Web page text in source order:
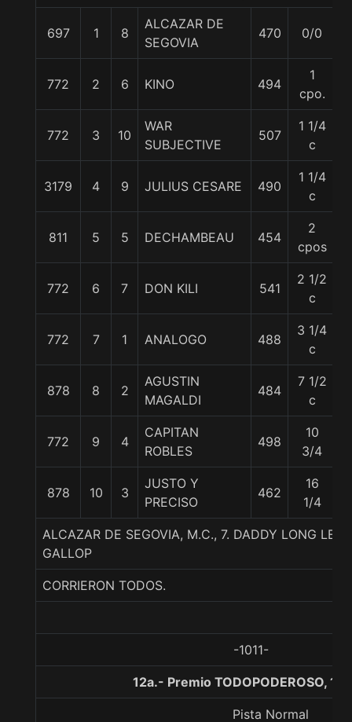
697 1 8
ALCAZAR DE
SEGOVIA
470 0/0
772 2 6 KINO 494
1
cpo.
772 3 10
WAR
SUBJECTIVE
507
1 1/4
c
3179 4 9 JULIUS CESARE 490
1 1/4
c
811 5 5 DECHAMBEAU 454
2
cpos
772 6 7 DON KILI 541
2 1/2
c
772 7 1 ANALOGO 488
3 1/4
c
878 8 2
AGUSTIN
MAGALDI
484
7 1/2
c
772 9 4
CAPITAN
ROBLES
498
10
3/4
878 10 3
JUSTO Y
PRECISO
462
16
1/4
ALCAZAR DE SEGOVIA, M.C., 7. DADDY LONG
GALLOP
CORRIERON TODOS.
-1011-
12a.- Premio TODOPODEROSO,
Pista Normal